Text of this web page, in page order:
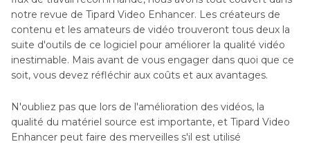
notre revue de Tipard Video Enhancer. Les créateurs de
contenu et les amateurs de vidéo trouveront tous deux la
suite d'outils de ce logiciel pour améliorer la qualité vidéo
inestimable. Mais avant de vous engager dans quoi que ce
soit, vous devez réfléchir aux coûts et aux avantages.
N'oubliez pas que lors de l'amélioration des vidéos, la
qualité du matériel source est importante, et Tipard Video
Enhancer peut faire des merveilles s'il est utilisé